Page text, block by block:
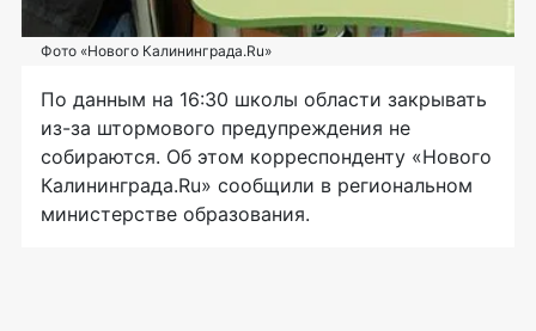
Фото «Нового Калининграда.Ru»
По данным на 16:30 школы области закрывать
из-за штормового предупреждения не
собираются. Об этом корреспонденту «Нового
Калининграда.Ru» сообщили в региональном
министерстве образования.